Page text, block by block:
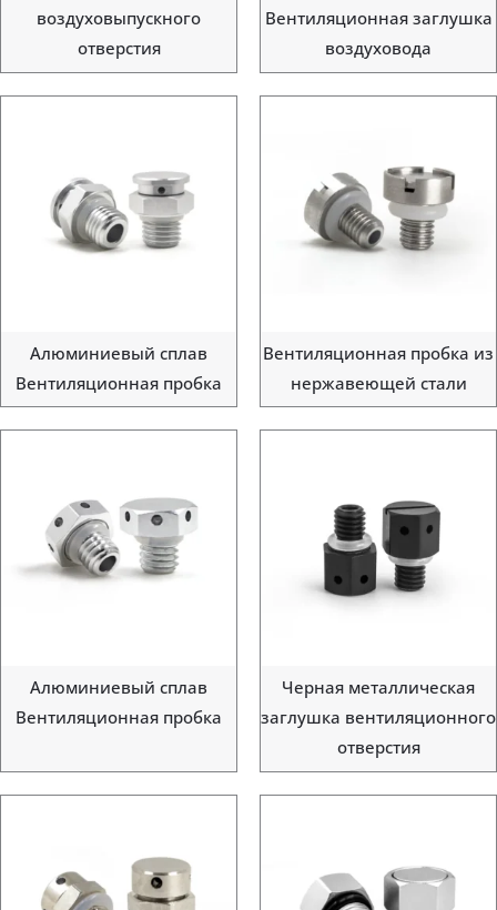
воздуховыпускного
отверстия
Вентиляционная заглушка
воздуховода
Алюминиевый сплав
Вентиляционная пробка
Вентиляционная пробка из
нержавеющей стали
Алюминиевый сплав
Вентиляционная пробка
Черная металлическая
заглушка вентиляционного
отверстия